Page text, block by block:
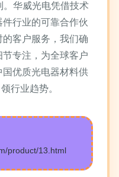
华威光电凭借技术
行业的可靠合作伙
客户服务，我们确
专注，为全球客户
优质光电器材料供
行业趋势。
product/13.html